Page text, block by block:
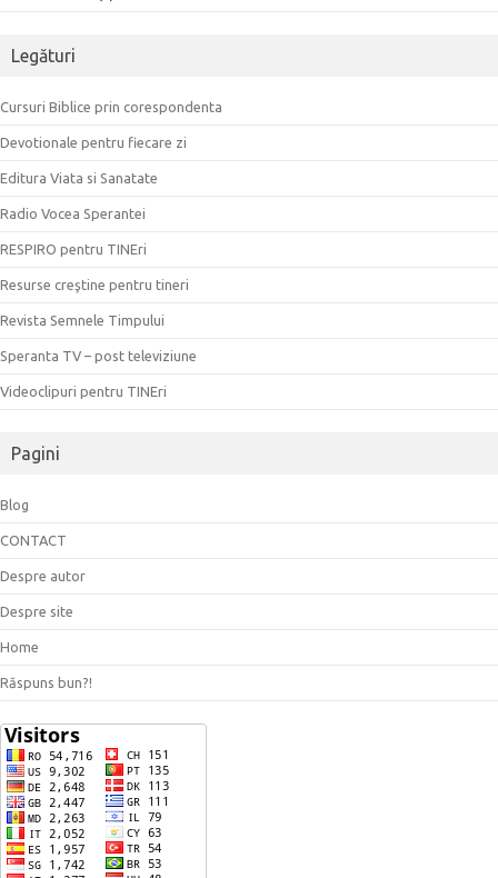
Legături
Cursuri Biblice prin corespondenta
Devotionale pentru fiecare zi
Editura Viata si Sanatate
Radio Vocea Sperantei
RESPIRO pentru TINEri
Resurse creştine pentru tineri
Revista Semnele Timpului
Speranta TV – post televiziune
Videoclipuri pentru TINEri
Pagini
Blog
CONTACT
Despre autor
Despre site
Home
Răspuns bun?!